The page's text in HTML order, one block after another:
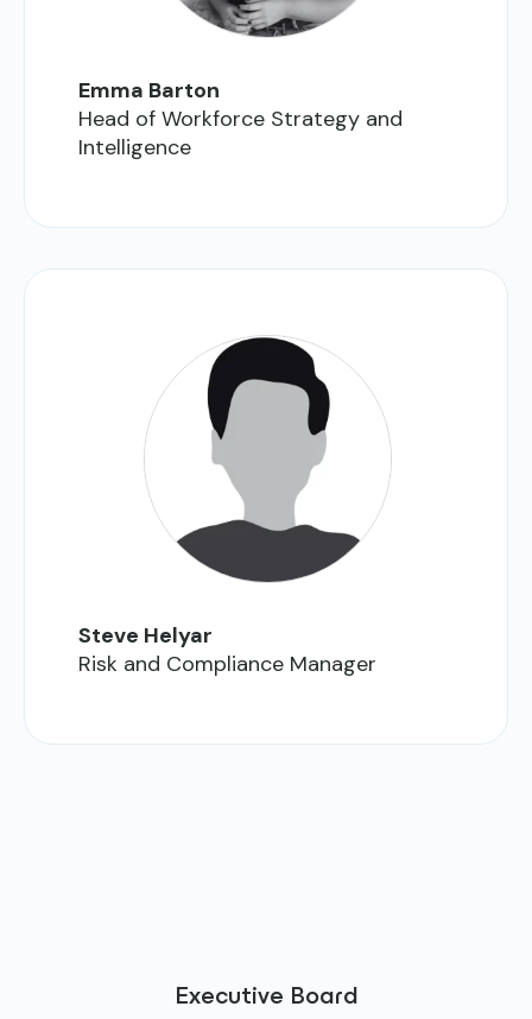
Emma Barton
Head of Workforce Strategy and
Intelligence
Steve Helyar
Risk and Compliance Manager
Executive Board